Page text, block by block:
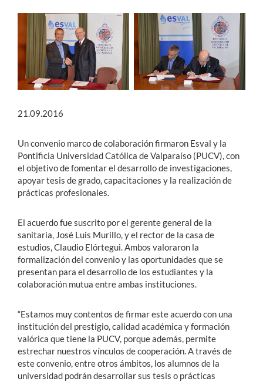
English
21.09.2016
Un convenio marco de colaboración firmaron Esval y la
Pontificia Universidad Católica de Valparaíso (PUCV), con
el objetivo de fomentar el desarrollo de investigaciones,
apoyar tesis de grado, capacitaciones y la realización de
prácticas profesionales.
El acuerdo fue suscrito por el gerente general de la
sanitaria, José Luis Murillo, y el rector de la casa de
estudios, Claudio Elórtegui. Ambos valoraron la
formalización del convenio y las oportunidades que se
presentan para el desarrollo de los estudiantes y la
colaboración mutua entre ambas instituciones.
“Estamos muy contentos de firmar este acuerdo con una
institución del prestigio, calidad académica y formación
valórica que tiene la PUCV, porque además, permite
estrechar nuestros vínculos de cooperación. A través de
este convenio, entre otros ámbitos, los alumnos de la
universidad podrán desarrollar sus tesis o prácticas